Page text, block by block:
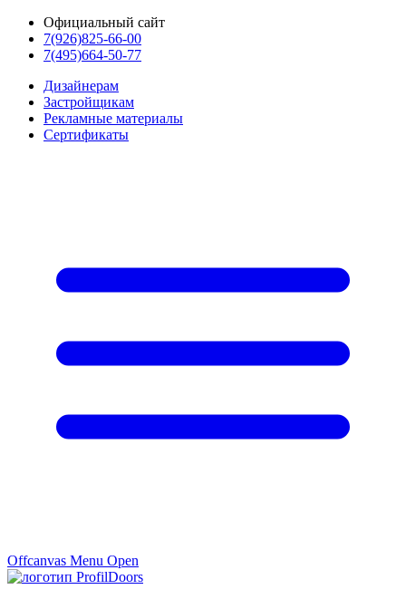
Официальный сайт
7(926)825-66-00
7(495)664-50-77
Дизайнерам
Застройщикам
Рекламные материалы
Сертификаты
Offcanvas Menu Open